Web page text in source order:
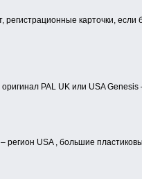
регистрационные карточки, если
PAL UK или USA
регион USA , большие